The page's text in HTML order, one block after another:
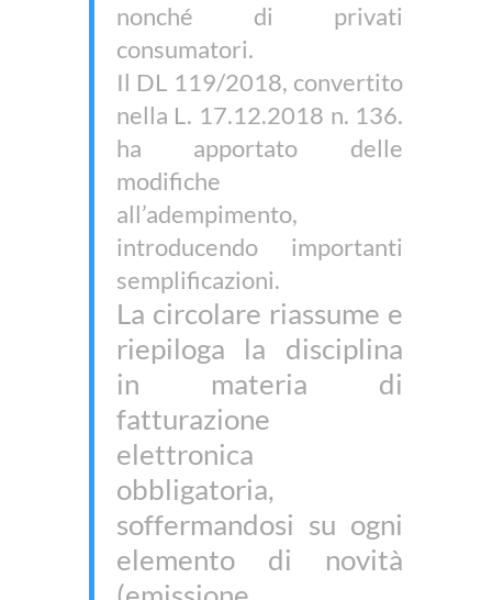
nonché di privati
consumatori.
Il DL 119/2018, convertito
nella L. 17.12.2018 n. 136.
ha apportato delle
modifiche
all’adempimento,
introducendo importanti
semplificazioni.
La circolare riassume e
riepiloga la disciplina
in materia di
fatturazione
elettronica
obbligatoria,
soffermandosi su ogni
elemento di novità